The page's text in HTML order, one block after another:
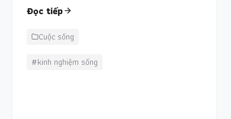
Đọc tiếp
Cuộc sống
#kinh nghiệm sống